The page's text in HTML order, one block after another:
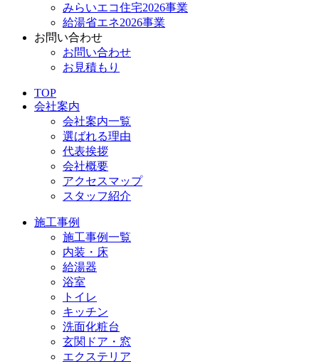
みらいエコ住宅2026事業
給湯省エネ2026事業
お問い合わせ
お問い合わせ
お見積もり
TOP
会社案内
会社案内一覧
選ばれる理由
代表挨拶
会社概要
アクセスマップ
スタッフ紹介
施工事例
施工事例一覧
内装・床
給湯器
浴室
トイレ
キッチン
洗面化粧台
玄関ドア・窓
エクステリア